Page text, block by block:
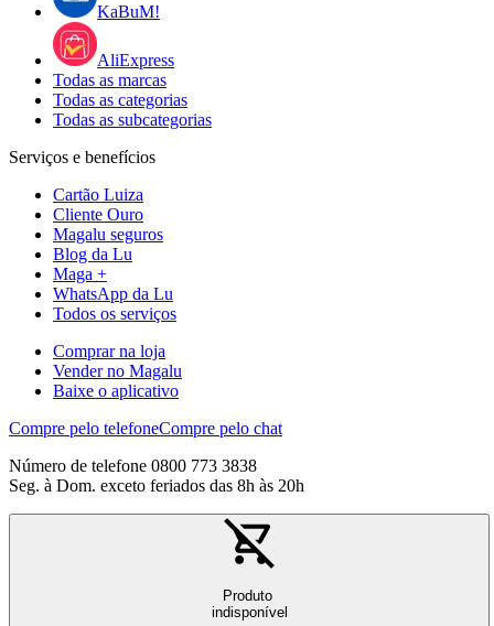
KaBuM!
AliExpress
Todas as marcas
Todas as categorias
Todas as subcategorias
Serviços e benefícios
Cartão Luiza
Cliente Ouro
Magalu seguros
Blog da Lu
Maga +
WhatsApp da Lu
Todos os serviços
Comprar na loja
Vender no Magalu
Baixe o aplicativo
Compre pelo telefoneCompre pelo chat
Número de telefone 0800 773 3838
Seg. à Dom. exceto feriados das 8h às 20h
Produto
indisponível